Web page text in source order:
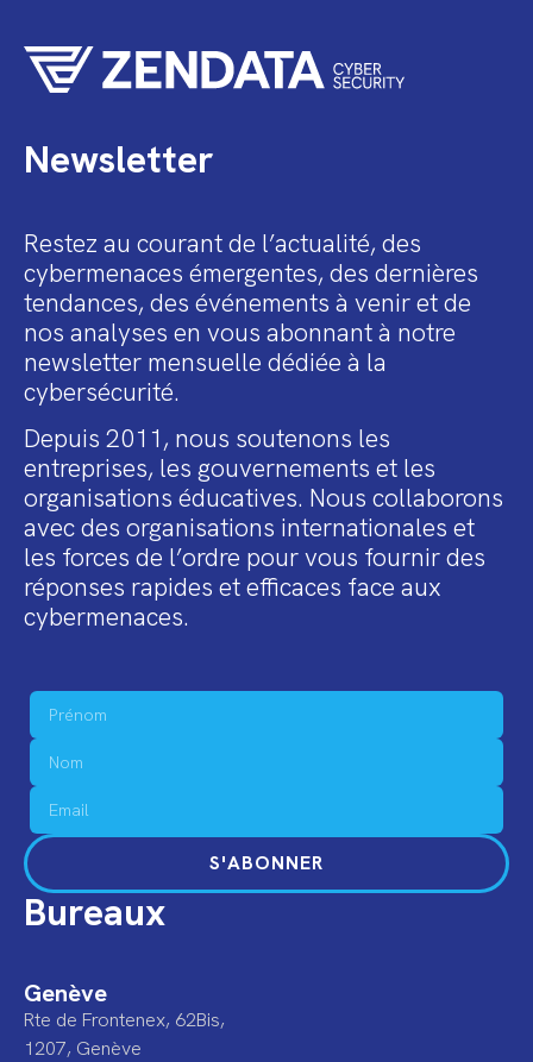
Newsletter
Restez au courant de l’actualité, des
cybermenaces émergentes, des dernières
tendances, des événements à venir et de
nos analyses en vous abonnant à notre
newsletter mensuelle dédiée à la
cybersécurité.
Depuis 2011, nous soutenons les
entreprises, les gouvernements et les
organisations éducatives. Nous collaborons
avec des organisations internationales et
les forces de l’ordre pour vous fournir des
réponses rapides et efficaces face aux
cybermenaces.
S'ABONNER
Bureaux
Genève
Rte de Frontenex, 62Bis,
1207, Genève